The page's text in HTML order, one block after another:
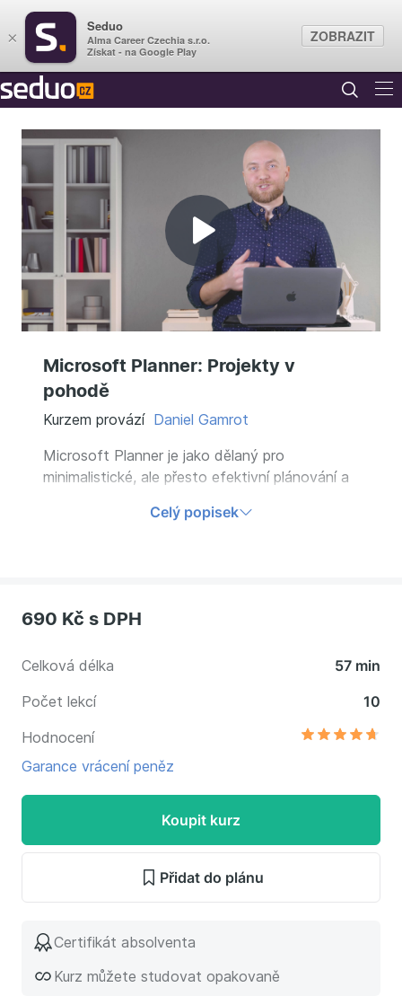
Přehrát
video
Microsoft Planner: Projekty v
pohodě
Kurzem provází Daniel Gamrot
Microsoft Planner je jako dělaný pro
minimalistické, ale přesto efektivní plánování a
na menších i větších projektech. Urychlete
Celý popisek
690 Kč s DPH
Celková délka
57 min
Počet lekcí
10
Hodnocení
Garance vrácení peněz
Koupit kurz
Přidat do plánu
Certifikát absolventa
Kurz můžete studovat opakovaně
×
Seduo
Alma Career Czechia s.r.o.
Získat - na Google Play
ZOBRAZIT